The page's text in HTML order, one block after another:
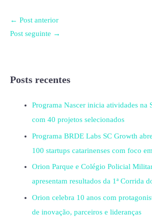
← Post anterior
Post seguinte →
Posts recentes
Programa Nascer inicia atividades na
com 40 projetos selecionados
Programa BRDE Labs SC Growth
100 startups catarinenses com foco
Orion Parque e Colégio Policial
apresentam resultados da 1ª Corrida
Orion celebra 10 anos com
de inovação, parceiros e lideranças